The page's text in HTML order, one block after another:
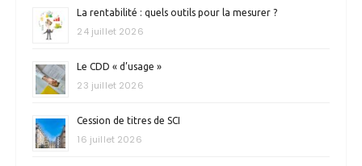
La rentabilité : quels outils pour la mesurer ?
24 juillet 2026
Le CDD « d’usage »
23 juillet 2026
Cession de titres de SCI
16 juillet 2026